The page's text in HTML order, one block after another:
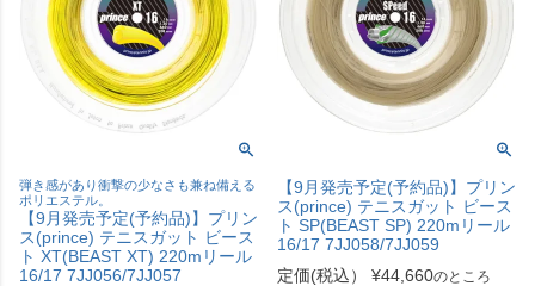
弾き感があり衝撃の少なさも兼ね備える
ポリエステル。
【9月発売予定(予約品)】プリン
ス(prince) テニスガット ビース
ト XT(BEAST XT) 220mリール
16/17 7JJ056/7JJ057
【9月発売予定(予約品)】プリン
ス(prince) テニスガット ビース
ト SP(BEAST SP) 220mリール
16/17 7JJ058/7JJ059
定価(税込）
¥44,660のところ